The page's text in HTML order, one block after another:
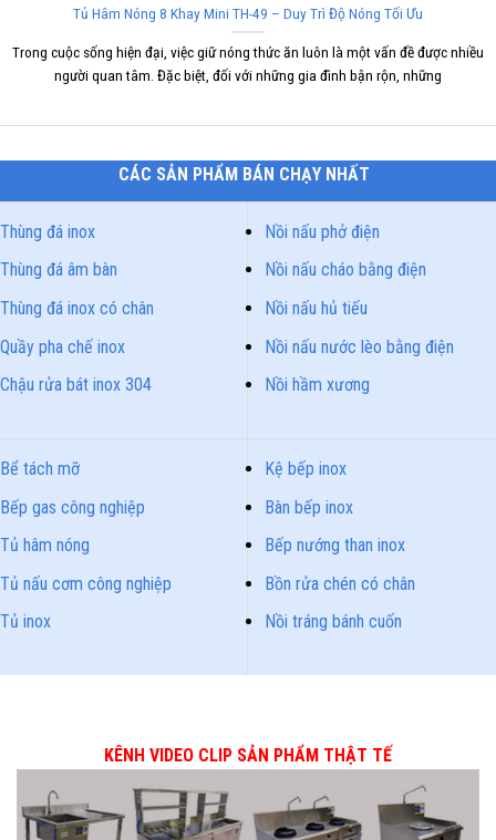
Tủ Hâm Nóng 8 Khay Mini TH-49 – Duy Trì Độ Nóng Tối Ưu
Trong cuộc sống hiện đại, việc giữ nóng thức ăn luôn là một vấn đề được nhiều
người quan tâm. Đặc biệt, đối với những gia đình bận rộn, những
CÁC SẢN PHẨM BÁN CHẠY NHẤT
Thùng đá inox
Thùng đá âm bàn
Thùng đá inox có chân
Quầy pha chế inox
Chậu rửa bát inox 304
Nồi nấu phở điện
Nồi nấu cháo bằng điện
Nồi nấu hủ tiếu
Nồi nấu nước lèo bằng điện
Nồi hầm xương
Bể tách mỡ
Bếp gas công nghiệp
Tủ hâm nóng
Tủ nấu cơm công nghiệp
Tủ inox
Kệ bếp inox
Bàn bếp inox
Bếp nướng than inox
Bồn rửa chén có chân
Nồi tráng bánh cuốn
KÊNH VIDEO CLIP SẢN PHẨM THẬT TẾ